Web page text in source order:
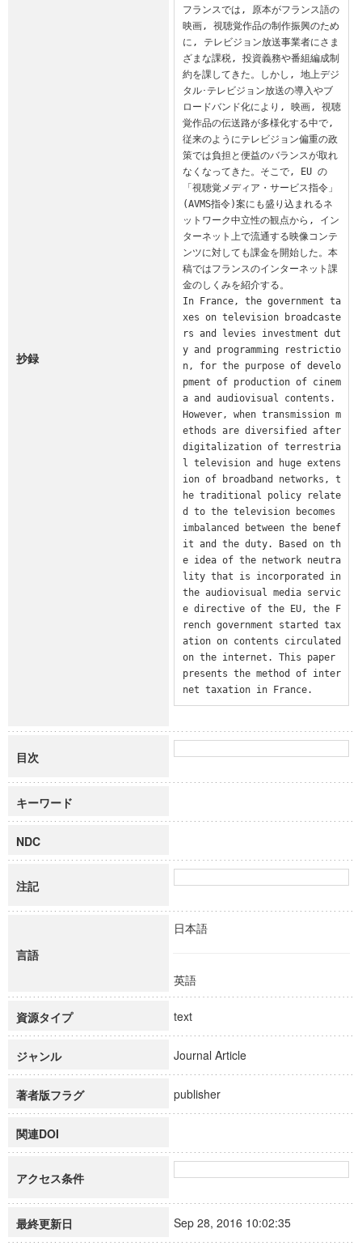
抄録
フランスでは, 原本がフランス語の
映画, 視聴覚作品の制作振興のため
に, テレビジョン放送事業者にさま
ざまな課税, 投資義務や番組編成制
約を課してきた。しかし, 地上デジ
タル･テレビジョン放送の導入やブ
ロードバンド化により, 映画, 視聴
覚作品の伝送路が多様化する中で,
従来のようにテレビジョン偏重の政
策では負担と便益のバランスが取れ
なくなってきた。そこで, EU の
「視聴覚メディア・サービス指令」
(AVMS指令)案にも盛り込まれるネ
ットワーク中立性の観点から, イン
ターネット上で流通する映像コンテ
ンツに対しても課金を開始した。本
稿ではフランスのインターネット課
金のしくみを紹介する。
In France, the government ta
xes on television broadcaste
rs and levies investment dut
y and programming restrictio
n, for the purpose of develo
pment of production of cinem
a and audiovisual contents.
However, when transmission m
ethods are diversified after
digitalization of terrestria
l television and huge extens
ion of broadband networks, t
he traditional policy relate
d to the television becomes
imbalanced between the benef
it and the duty. Based on th
e idea of the network neutra
lity that is incorporated in
the audiovisual media servic
e directive of the EU, the F
rench government started tax
ation on contents circulated
on the internet. This paper
presents the method of inter
net taxation in France.
目次
キーワード
NDC
注記
言語
日本語
英語
資源タイプ text
ジャンル Journal Article
著者版フラグ publisher
関連DOI
アクセス条件
最終更新日 Sep 28, 2016 10:02:35